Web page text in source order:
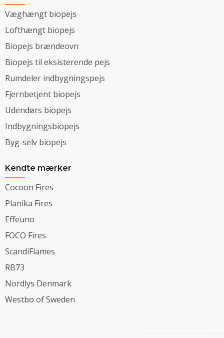
Væghængt biopejs
Lofthængt biopejs
Biopejs brændeovn
Biopejs til eksisterende pejs
Rumdeler indbygningspejs
Fjernbetjent biopejs
Udendørs biopejs
Indbygningsbiopejs
Byg-selv biopejs
Kendte mærker
Cocoon Fires
Planika Fires
Effeuno
FOCO Fires
ScandiFlames
RB73
Nordlys Denmark
Westbo of Sweden